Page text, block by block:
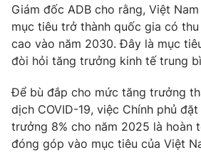
Phim VTV
Hậu trường
Khán giả
Giải sao mai
Giải trí
Điện ảnh
Âm nhạc
Sao
Du lịch
Làm đẹp
Giáo dục
Tuyển sinh
Giám đốc ADB cho rằng, Việt
mục tiêu trở thành quốc gia có
cao vào năm 2030. Đây là mục
đòi hỏi tăng trưởng kinh tế trung
Để bù đắp cho mức tăng trưởng
dịch COVID-19, việc Chính phủ
trưởng 8% cho năm 2025 là hoàn
đóng góp vào mục tiêu của Việt